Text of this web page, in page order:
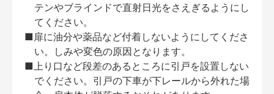
テンやブラインドで直射日光をさえぎるようにし
てください。
■扉に油分や薬品など付着しないようにしてくださ
い。しみや変色の原因となります。
■上り口など段差のあるところに引戸を設置しない
でください。引戸の下車が下レールから外れた場